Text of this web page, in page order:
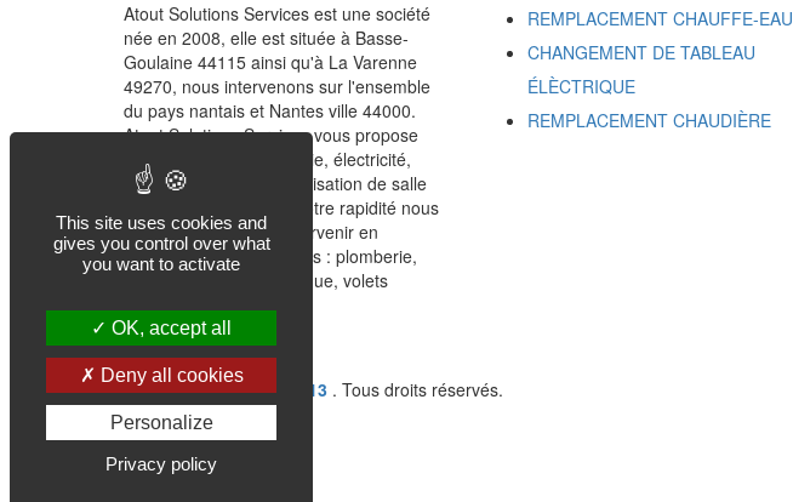
Atout Solutions Services est une société
née en 2008, elle est située à Basse-
Goulaine 44115 ainsi qu'à La Varenne
49270, nous intervenons sur l'ensemble
du pays nantais et Nantes ville 44000.
Atout Solutions Services vous propose
ses services en plomberie, électricité,
chauffage, sanitaire, réalisation de salle
de bains clé en main. Notre rapidité nous
permet également d'intervenir en
dépannage multi-services : plomberie,
électricité, portail électrique, volets
roulants...
En savoir plus
REMPLACEMENT CHAUFFE-EAU
CHANGEMENT DE TABLEAU
ÉLÈCTRIQUE
REMPLACEMENT CHAUDIÈRE
Copyrights © 2026SOft13 . Tous droits réservés.
This site uses cookies and
gives you control over what
you want to activate
OK, accept all
Deny all cookies
Personalize
Privacy policy